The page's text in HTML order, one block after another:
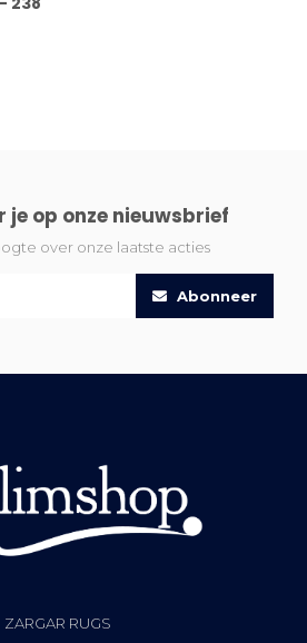
je op onze nieuwsbrief
over onze laatste acties
Abonneer
ZARGAR RUGS